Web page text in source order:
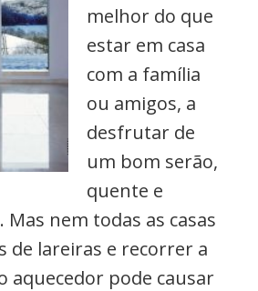
melhor do que
estar em casa
com a família
ou amigos, a
desfrutar de
um bom serão,
quente e
Mas nem todas as casas
de lareiras e recorrer a
aquecedor pode causar